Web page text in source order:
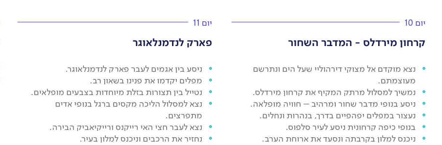
יום 10
קרחון מירדלס - המדבר השחור
נצא מוקדם אל מצוקי דירהוליי שעל הים ונתרשם
מעוצמתם.
נמשיך למסלול מרתק המקיף את קרחון מירדלס.
ניסע בנופי מדבר שחור ומרהיב – חוויה מופלאה.
נעצור במפלים יפהפיים בדרך, בנהרות ונחלים.
בנופי כיפה קרחונית ניסע לעיר סלפוס.
ניכנס למלון בקרבתה ונסעד את ארוחת הערב.
יום 11
פארק לנדמנלאוגר
ניסע בין אגמים לעבר פארק לנדמנלאוגר.
מפלים יקדמו את פנינו בשאון רב.
נטייל בין תצורות בזלת מיוחדות בצבעים מופלאים.
נצא למסלול הליכה מקסים ברגל בנופי אדים
מתפרצים.
נצא לעבר חצי האי רייקנס ורייקיאביק הבירה.
נחזיר את הרכבים וניכנס למלון בעיר.